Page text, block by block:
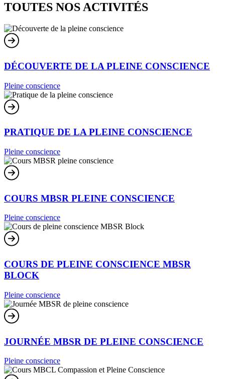
TOUTES NOS ACTIVITÉS
DÉCOUVERTE DE LA PLEINE CONSCIENCE
Pleine conscience
PRATIQUE DE LA PLEINE CONSCIENCE
Pleine conscience
COURS MBSR PLEINE CONSCIENCE
Pleine conscience
COURS DE PLEINE CONSCIENCE MBSR
BLOCK
Pleine conscience
JOURNÉE MBSR DE PLEINE CONSCIENCE
Pleine conscience